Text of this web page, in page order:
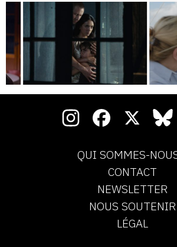
QUI SOMMES-
CONTACT
NEWSLETTER
NOUS SOUTENIR
LÉGAL